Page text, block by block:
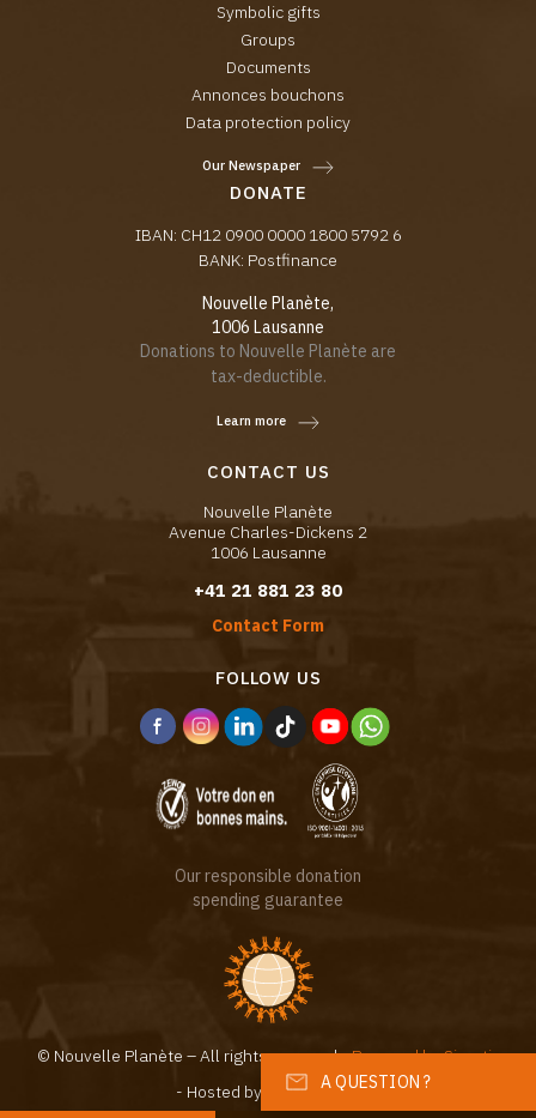
A QUESTION ?
Symbolic gifts
Groups
Documents
Annonces bouchons
Data protection policy
Our Newspaper
DONATE
IBAN: CH12 0900 0000 1800 5792 6
BANK: Postfinance
Nouvelle Planète,
1006 Lausanne
Donations to Nouvelle Planète are
tax-deductible.
Learn more
CONTACT US
Nouvelle Planète
Avenue Charles-Dickens 2
1006 Lausanne
+41 21 881 23 80
Contact Form
FOLLOW US
Our responsible donation
spending guarantee
© Nouvelle Planète – All rights reserved -Powered by Sinartis
- Hosted by